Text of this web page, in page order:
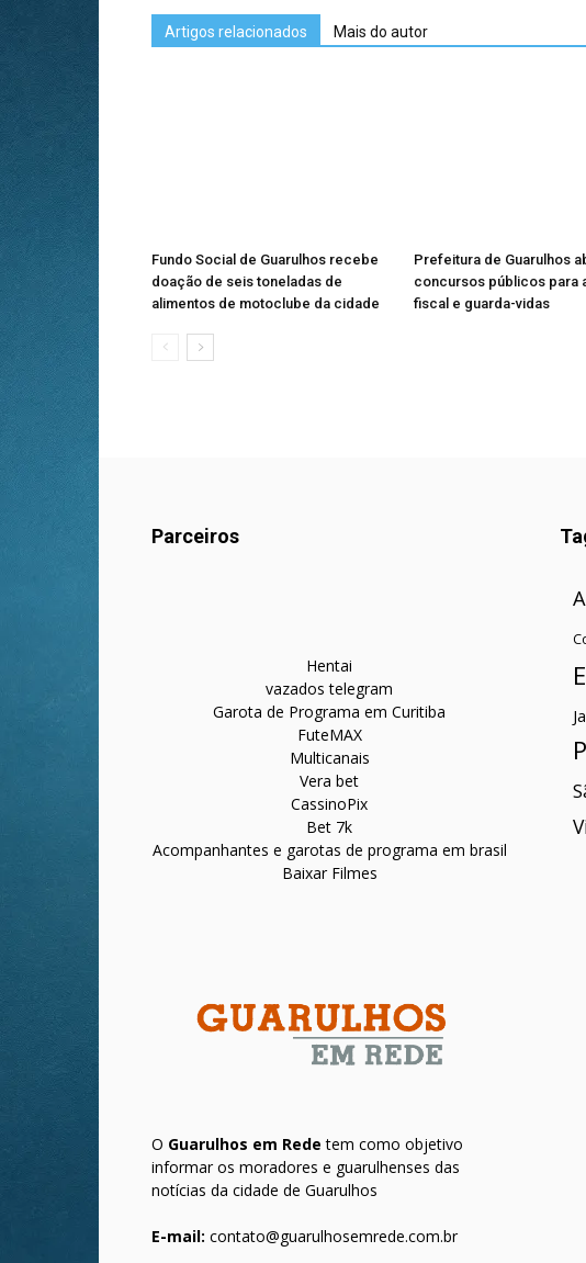
Artigos relacionados Mais do autor
Fundo Social de Guarulhos recebe
doação de seis toneladas de
alimentos de motoclube da cidade
Prefeitura de Guarulhos
concursos públicos para
fiscal e guarda-vidas
Parceiros
Hentai
vazados telegram
Garota de Programa em Curitiba
FuteMAX
Multicanais
Vera bet
CassinoPix
Bet 7k
Acompanhantes e garotas de programa em brasil
Baixar Filmes
O Guarulhos em Rede tem como objetivo
informar os moradores e guarulhenses das
notícias da cidade de Guarulhos
E-mail: contato@guarulhosemrede.com.br